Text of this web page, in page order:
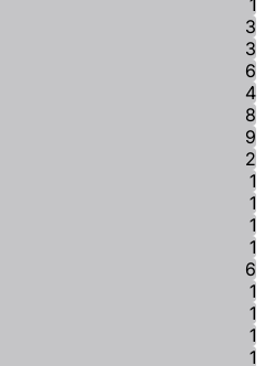
1
3
3
6
4
8
9
2
1
1
1
1
6
1
1
1
1